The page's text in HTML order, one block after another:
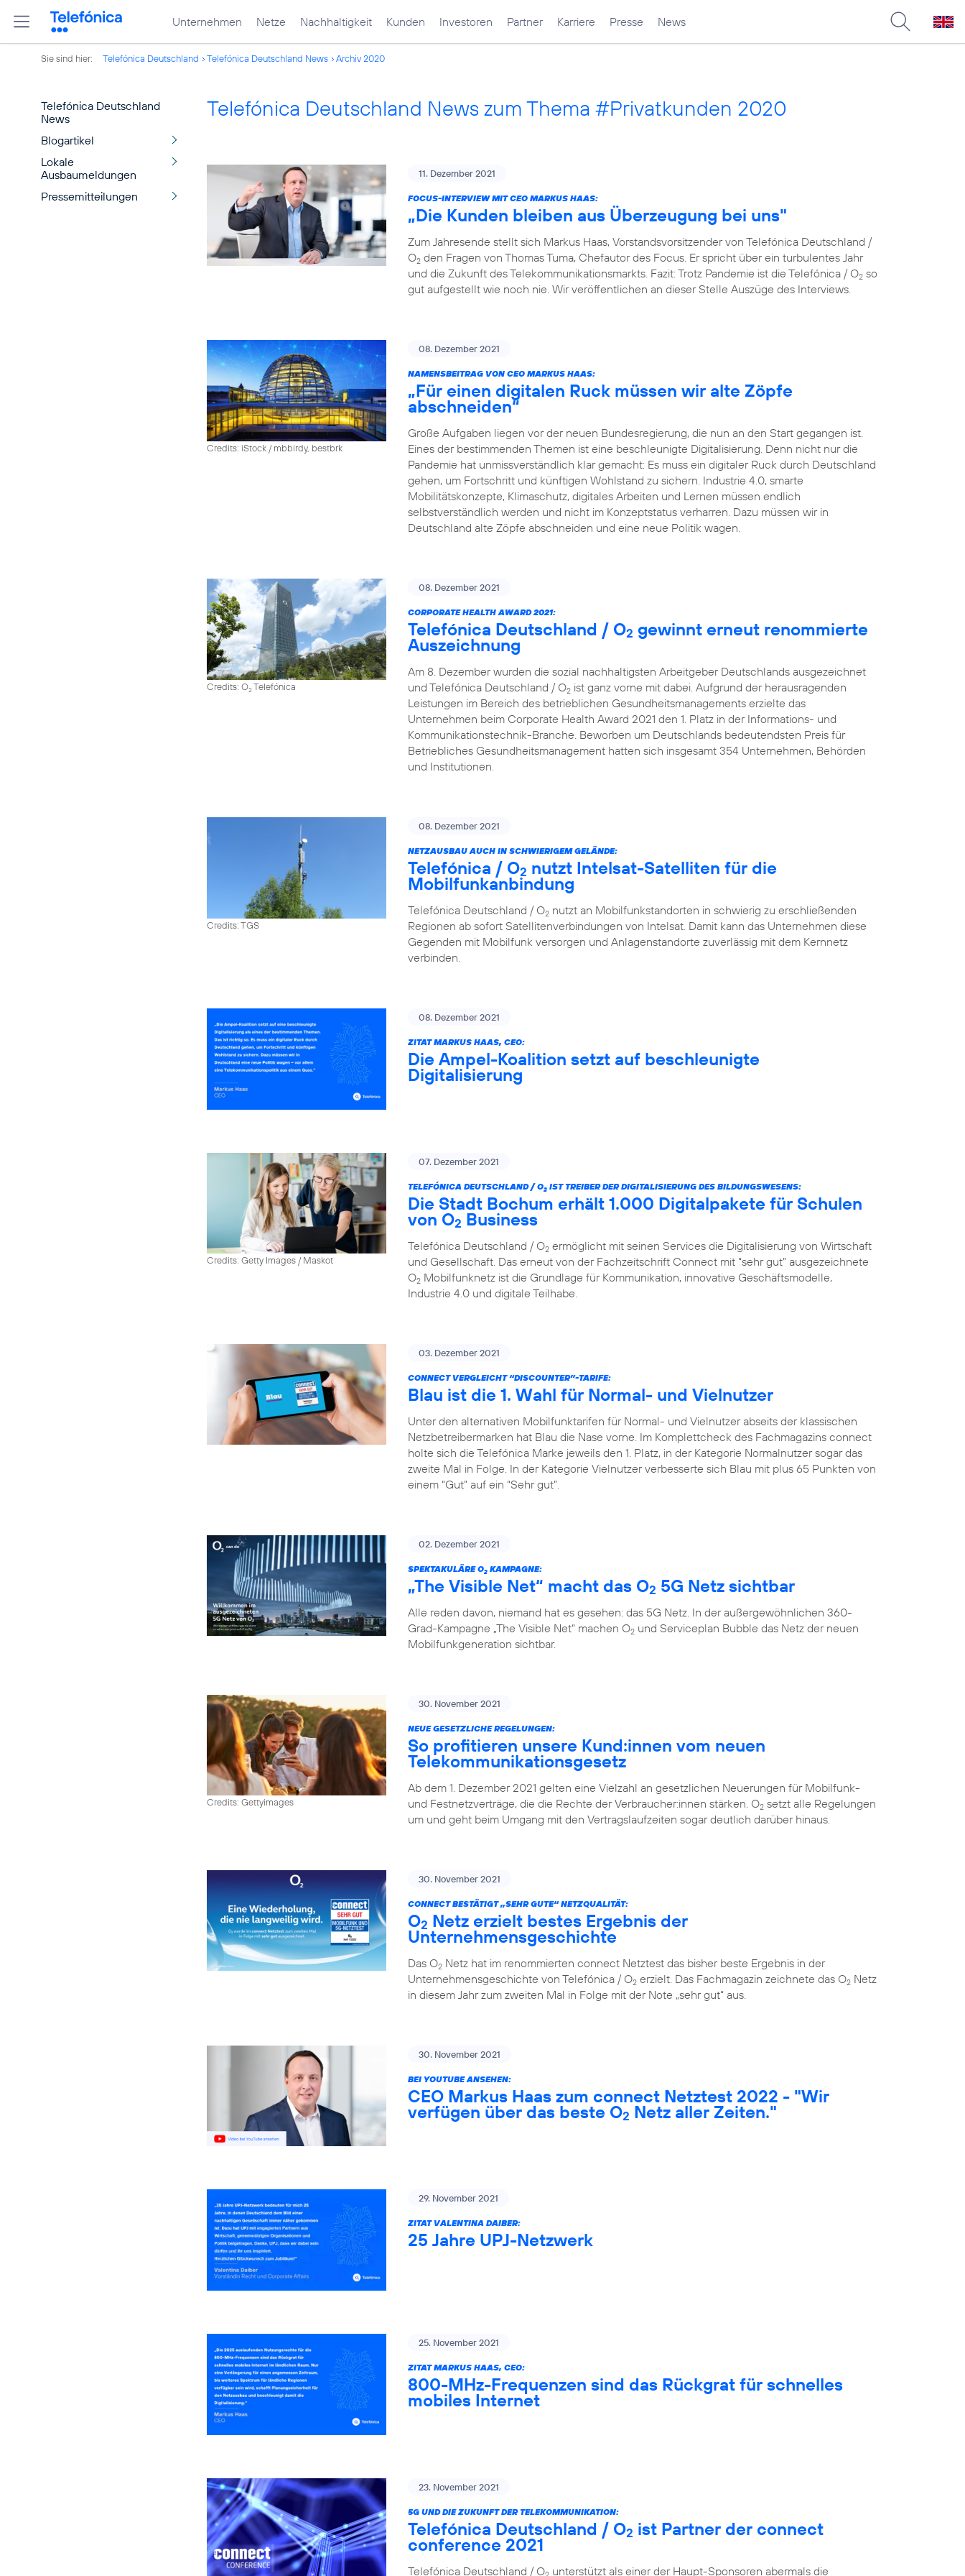
Unternehmen Netze Nachhaltigkeit Kunden Investoren Partner Karriere Presse News
Sie sind hier: Telefónica Deutschland Telefónica Deutschland News Archiv 2020
Telefónica Deutschland
News
Blogartikel
Lokale
Ausbaumeldungen
Pressemitteilungen
Telefónica Deutschland News zum Thema #Privatkunden 2020
11. Dezember 2021
FOCUS-INTERVIEW MIT CEO MARKUS HAAS:
„Die Kunden bleiben aus Überzeugung bei uns"
Zum Jahresende stellt sich Markus Haas, Vorstandsvorsitzender von Telefónica Deutschland /
O2 den Fragen von Thomas Tuma, Chefautor des Focus. Er spricht über ein turbulentes Jahr
und die Zukunft des Telekommunikationsmarkts. Fazit: Trotz Pandemie ist die Telefónica / O2 so
gut aufgestellt wie noch nie. Wir veröffentlichen an dieser Stelle Auszüge des Interviews.
Credits: iStock / mbbirdy, bestbrk
08. Dezember 2021
NAMENSBEITRAG VON CEO MARKUS HAAS:
„Für einen digitalen Ruck müssen wir alte Zöpfe
abschneiden“
Große Aufgaben liegen vor der neuen Bundesregierung, die nun an den Start gegangen ist.
Eines der bestimmenden Themen ist eine beschleunigte Digitalisierung. Denn nicht nur die
Pandemie hat unmissverständlich klar gemacht: Es muss ein digitaler Ruck durch Deutschland
gehen, um Fortschritt und künftigen Wohlstand zu sichern. Industrie 4.0, smarte
Mobilitätskonzepte, Klimaschutz, digitales Arbeiten und Lernen müssen endlich
selbstverständlich werden und nicht im Konzeptstatus verharren. Dazu müssen wir in
Deutschland alte Zöpfe abschneiden und eine neue Politik wagen.
Credits: O2Telefónica
08. Dezember 2021
CORPORATE HEALTH AWARD 2021:
Telefónica Deutschland / O2 gewinnt erneut renommierte
Auszeichnung
Am 8. Dezember wurden die sozial nachhaltigsten Arbeitgeber Deutschlands ausgezeichnet
und Telefónica Deutschland / O2 ist ganz vorne mit dabei. Aufgrund der herausragenden
Leistungen im Bereich des betrieblichen Gesundheitsmanagements erzielte das
Unternehmen beim Corporate Health Award 2021 den 1. Platz in der Informations- und
Kommunikationstechnik-Branche. Beworben um Deutschlands bedeutendsten Preis für
Betriebliches Gesundheitsmanagement hatten sich insgesamt 354 Unternehmen, Behörden
und Institutionen.
Credits: TGS
08. Dezember 2021
NETZAUSBAU AUCH IN SCHWIERIGEM GELÄNDE:
Telefónica / O2 nutzt Intelsat-Satelliten für die
Mobilfunkanbindung
Telefónica Deutschland / O2 nutzt an Mobilfunkstandorten in schwierig zu erschließenden
Regionen ab sofort Satellitenverbindungen von Intelsat. Damit kann das Unternehmen diese
Gegenden mit Mobilfunk versorgen und Anlagenstandorte zuverlässig mit dem Kernnetz
verbinden.
08. Dezember 2021
ZITAT MARKUS HAAS, CEO:
Die Ampel-Koalition setzt auf beschleunigte
Digitalisierung
Credits: Getty Images / Maskot
07. Dezember 2021
TELEFÓNICA DEUTSCHLAND / O2 IST TREIBER DER DIGITALISIERUNG DES BILDUNGSWESENS:
Die Stadt Bochum erhält 1.000 Digitalpakete für Schulen
von O2 Business
Telefónica Deutschland / O2 ermöglicht mit seinen Services die Digitalisierung von Wirtschaft
und Gesellschaft. Das erneut von der Fachzeitschrift Connect mit “sehr gut” ausgezeichnete
O2 Mobilfunknetz ist die Grundlage für Kommunikation, innovative Geschäftsmodelle,
Industrie 4.0 und digitale Teilhabe.
03. Dezember 2021
CONNECT VERGLEICHT “DISCOUNTER”-TARIFE:
Blau ist die 1. Wahl für Normal- und Vielnutzer
Unter den alternativen Mobilfunktarifen für Normal- und Vielnutzer abseits der klassischen
Netzbetreibermarken hat Blau die Nase vorne. Im Komplettcheck des Fachmagazins connect
holte sich die Telefónica Marke jeweils den 1. Platz, in der Kategorie Normalnutzer sogar das
zweite Mal in Folge. In der Kategorie Vielnutzer verbesserte sich Blau mit plus 65 Punkten von
einem “Gut” auf ein “Sehr gut”.
02. Dezember 2021
SPEKTAKULÄRE O2 KAMPAGNE:
„The Visible Net“ macht das O2 5G Netz sichtbar
Alle reden davon, niemand hat es gesehen: das 5G Netz. In der außergewöhnlichen 360-
Grad-Kampagne „The Visible Net“ machen O2 und Serviceplan Bubble das Netz der neuen
Mobilfunkgeneration sichtbar.
Credits: Gettyimages
30. November 2021
NEUE GESETZLICHE REGELUNGEN:
So profitieren unsere Kund:innen vom neuen
Telekommunikationsgesetz
Ab dem 1. Dezember 2021 gelten eine Vielzahl an gesetzlichen Neuerungen für Mobilfunk-
und Festnetzverträge, die die Rechte der Verbraucher:innen stärken. O2 setzt alle Regelungen
um und geht beim Umgang mit den Vertragslaufzeiten sogar deutlich darüber hinaus.
30. November 2021
CONNECT BESTÄTIGT „SEHR GUTE“ NETZQUALITÄT:
O2 Netz erzielt bestes Ergebnis der
Unternehmensgeschichte
Das O2 Netz hat im renommierten connect Netztest das bisher beste Ergebnis in der
Unternehmensgeschichte von Telefónica / O2 erzielt. Das Fachmagazin zeichnete das O2 Netz
in diesem Jahr zum zweiten Mal in Folge mit der Note „sehr gut“ aus.
30. November 2021
BEI YOUTUBE ANSEHEN:
CEO Markus Haas zum connect Netztest 2022 - "Wir
verfügen über das beste O2 Netz aller Zeiten."
29. November 2021
ZITAT VALENTINA DAIBER:
25 Jahre UPJ-Netzwerk
25. November 2021
ZITAT MARKUS HAAS, CEO:
800-MHz-Frequenzen sind das Rückgrat für schnelles
mobiles Internet
23. November 2021
5G UND DIE ZUKUNFT DER TELEKOMMUNIKATION:
Telefónica Deutschland / O2 ist Partner der connect
conference 2021
Telefónica Deutschland / O unterstützt als einer der Haupt-Sponsoren abermals die